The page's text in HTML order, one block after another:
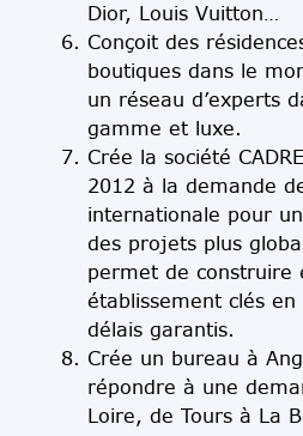
Dior, Louis Vuitton…
Conçoit des
boutiques dans le
un réseau d’experts
gamme et luxe.
Crée la société
2012 à la demande
internationale pour
des projets plus
permet de construire
établissement clés
délais garantis.
Crée un bureau à
répondre à une
Loire, de Tours à La